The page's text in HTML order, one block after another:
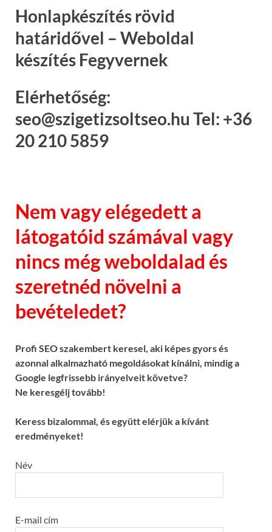
Honlapkészítés rövid
határidővel – Weboldal
készítés Fegyvernek
Elérhetőség:
seo@szigetizsoltseo.hu Tel: +36
20 210 5859
Nem vagy elégedett a
látogatóid számával vagy
nincs még weboldalad és
szeretnéd növelni a
bevételedet?
Profi SEO szakembert keresel, aki képes gyors és
azonnal alkalmazható megoldásokat kínálni, mindig a
Google legfrissebb irányelveit követve?
Ne keresgélj tovább!
Keress bizalommal, és együtt elérjük a kívánt
eredményeket!
Név
E-mail cím